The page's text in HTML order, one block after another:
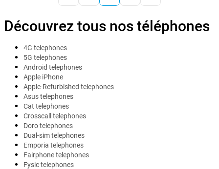
Découvrez tous nos téléphones
4G telephones
5G telephones
Android telephones
Apple iPhone
Apple-Refurbished telephones
Asus telephones
Cat telephones
Crosscall telephones
Doro telephones
Dual-sim telephones
Emporia telephones
Fairphone telephones
Fysic telephones